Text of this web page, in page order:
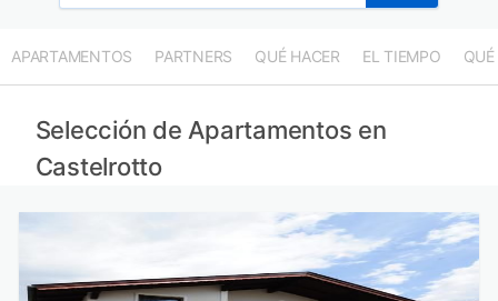
APARTAMENTOS PARTNERS QUÉ HACER EL TIEMPO QUÉ
Selección de Apartamentos en
Castelrotto